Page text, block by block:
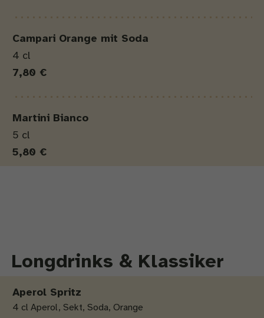
Campari Orange mit Soda
4 cl
7,80 €
Martini Bianco
5 cl
5,80 €
Longdrinks & Klassiker
Aperol Spritz
4 cl Aperol, Sekt, Soda, Orange